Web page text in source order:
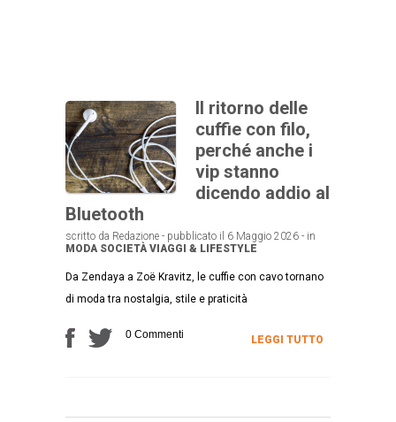
Il ritorno delle
cuffie con filo,
perché anche i
vip stanno
dicendo addio al
Bluetooth
scritto da Redazione - pubblicato il 6 Maggio 2026 - in
MODA SOCIETÀ VIAGGI & LIFESTYLE
Da Zendaya a Zoë Kravitz, le cuffie con cavo tornano
di moda tra nostalgia, stile e praticità
0 Commenti LEGGI TUTTO